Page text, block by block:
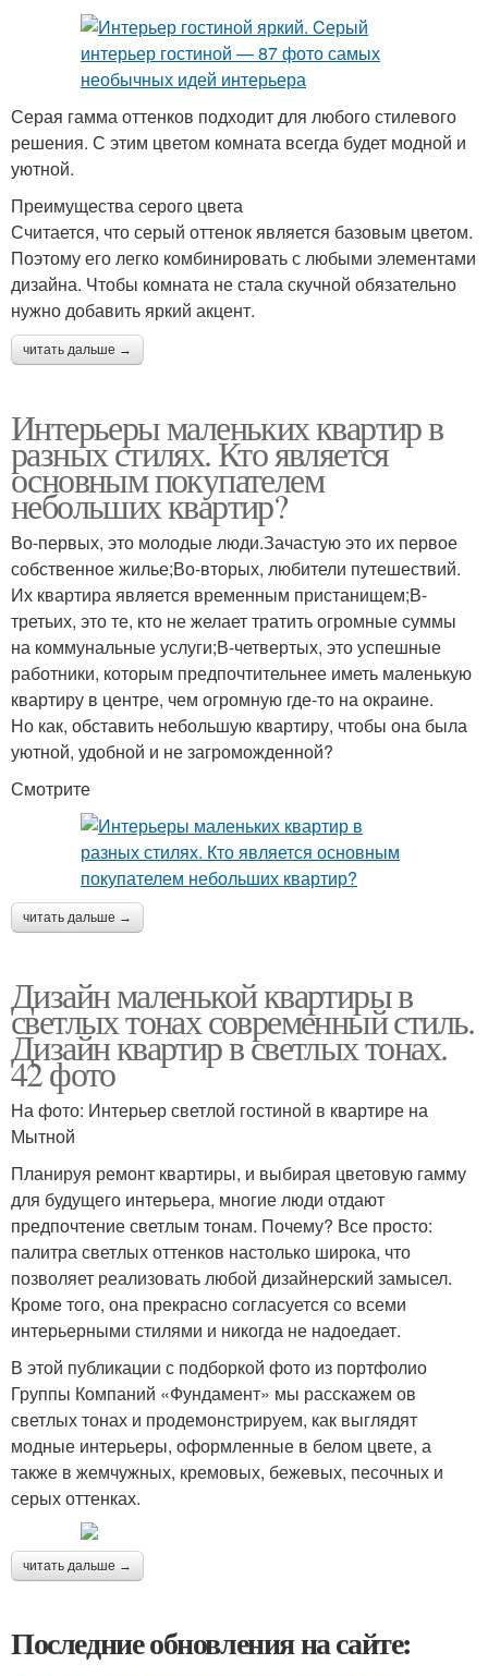
Серая гамма оттенков подходит для любого стилевого
решения. С этим цветом комната всегда будет модной и
уютной.
Преимущества серого цвета
Считается, что серый оттенок является базовым цветом.
Поэтому его легко комбинировать с любыми элементами
дизайна. Чтобы комната не стала скучной обязательно
нужно добавить яркий акцент.
читать дальше →
Интерьеры маленьких квартир в
разных стилях. Кто является
основным покупателем
небольших квартир?
Во-первых, это молодые люди.Зачастую это их первое
собственное жилье;Во-вторых, любители путешествий.
Их квартира является временным пристанищем;В-
третьих, это те, кто не желает тратить огромные суммы
на коммунальные услуги;В-четвертых, это успешные
работники, которым предпочтительнее иметь маленькую
квартиру в центре, чем огромную где-то на окраине.
Но как, обставить небольшую квартиру, чтобы она была
уютной, удобной и не загроможденной?
Смотрите
читать дальше →
Дизайн маленькой квартиры в
светлых тонах современный стиль.
Дизайн квартир в светлых тонах.
42 фото
На фото: Интерьер светлой гостиной в квартире на
Мытной
Планируя ремонт квартиры, и выбирая цветовую гамму
для будущего интерьера, многие люди отдают
предпочтение светлым тонам. Почему? Все просто:
палитра светлых оттенков настолько широка, что
позволяет реализовать любой дизайнерский замысел.
Кроме того, она прекрасно согласуется со всеми
интерьерными стилями и никогда не надоедает.
В этой публикации с подборкой фото из портфолио
Группы Компаний «Фундамент» мы расскажем ов
светлых тонах и продемонстрируем, как выглядят
модные интерьеры, оформленные в белом цвете, а
также в жемчужных, кремовых, бежевых, песочных и
серых оттенках.
читать дальше →
Последние обновления на сайте: